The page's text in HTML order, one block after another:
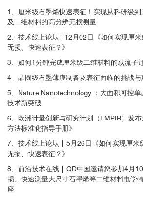
1、厘米级石墨烯快速表征！实现从科研级
及二维材料的高分辨无损测量
2、技术线上论坛| 12月02日《如何实现厘
无损、快速表征？》
3、如何1分钟完成厘米级二维材料的载流子
4、晶圆级石墨薄膜制备及表征面临的挑战与
5、Nature Nanotechnology ：大面积可控单
技术新突破
6、欧洲计量创新与研究计划（EMPIR）发
方法标准化指导手册》
7、技术线上论坛 | 5月26日《如何实现厘米
无损、快速表征？》
8、前沿技术在线 | QD中国邀请您参加4月
损、快速测量大尺寸石墨烯等二维材料电学
座